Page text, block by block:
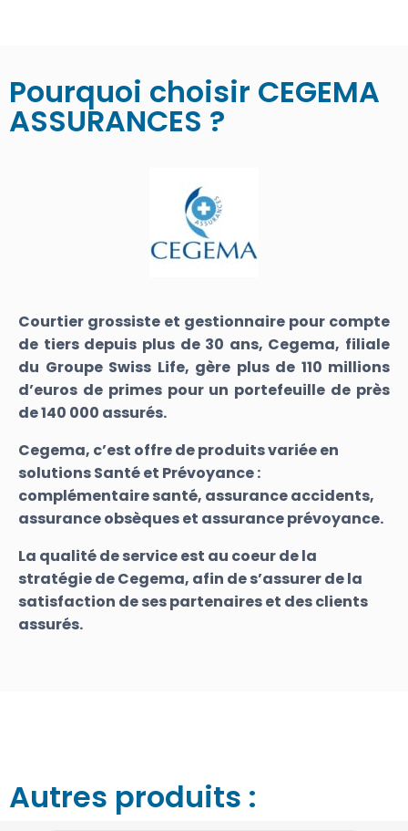
Pourquoi choisir CEGEMA
ASSURANCES ?
Courtier grossiste et gestionnaire pour compte
de tiers depuis plus de 30 ans, Cegema, filiale
du Groupe Swiss Life, gère plus de 110 millions
d’euros de primes pour un portefeuille de près
de140 000 assurés.
Cegema, c’est offre de produits variée en
solutions Santé et Prévoyance :
complémentaire santé, assurance accidents,
assurance obsèques et assurance prévoyance.
La qualité de service est au coeur de la
stratégie de Cegema, afin de s’assurer de la
satisfaction de ses partenaires et des clients
assurés.
Autres produits :